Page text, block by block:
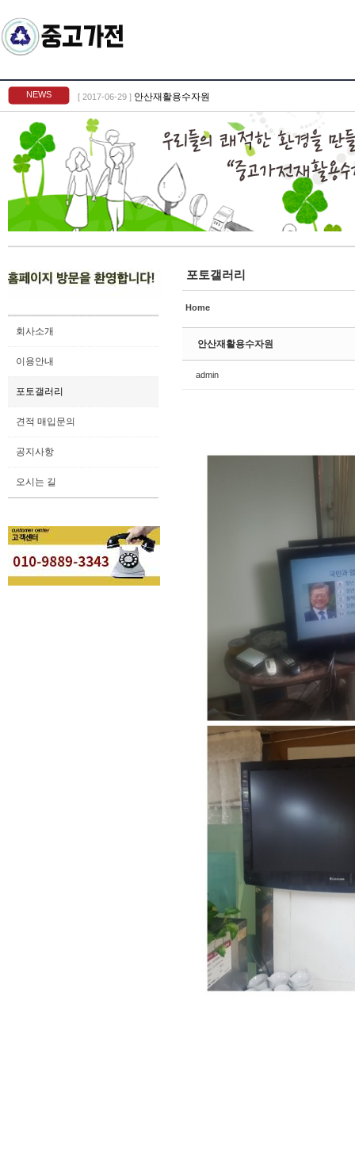
NEWS [ 2017-06-29 ] 안산재활용수자원
포토갤러리
Home
안산재활용수자원
admin
회사소개
이용안내
포토갤러리
견적 매입문의
공지사항
오시는 길
Sketchbook5, 스케치북5
Sketchbook5, 스케치북5